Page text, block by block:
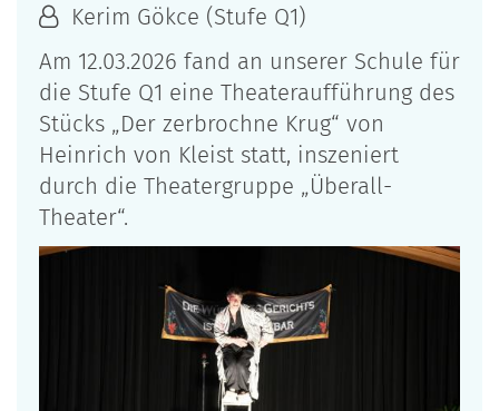
Kerim Gökce (Stufe Q1)
Am 12.03.2026 fand an unserer Schule für
die Stufe Q1 eine Theateraufführung des
Stücks „Der zerbrochne Krug“ von
Heinrich von Kleist statt, inszeniert
durch die Theatergruppe „Überall-
Theater“.